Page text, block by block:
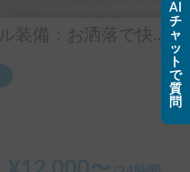
クーラー&ソーラーパネル装備：お洒落で快適なSAny.VAN
AI
チ
ャ
ッ
ト
で
質
問